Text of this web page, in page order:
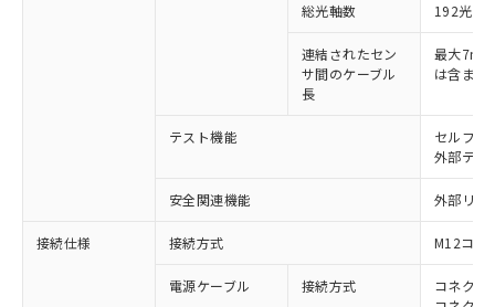
総光軸数 192光軸
連結されたセン
サ間のケーブル
長
最大7m
は含まな
テスト機能
セルフテ
外部テス
安全関連機能 外部リレ
接続仕様 接続方式 M12コネ
電源ケーブル 接続方式
コネクタ
以下の条件をお読みいただき、同意のうえ
対応済み：EU RoHS指令（10物質）の
非含有に対応した製品が提供可能な商品で
非含有に非対応の商品で、対応品を出す予
調査・確認中：EU RoHS指令（10物質）の